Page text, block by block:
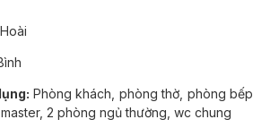
Phòng khách, phòng thờ, phòng bếp
2 phòng ngủ thường, wc chung